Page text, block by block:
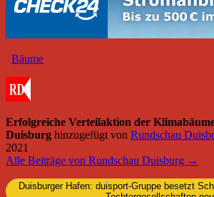
Bäume
Erfolgreiche Verteilaktion der
Duisburg hinzugefügt von Rundschau
2021
Alle Beiträge von Rundschau Duisburg →
Duisburger Hafen: duisport-Gruppe besetzt